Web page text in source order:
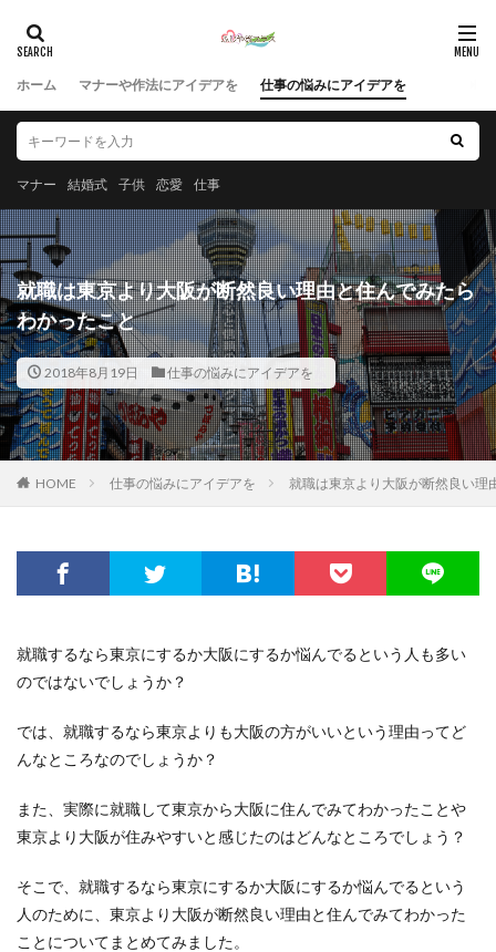
ホーム マナーや作法にアイデアを 仕事の悩みにアイデアを
マナー 結婚式 子供 恋愛 仕事
就職は東京より大阪が断然良い理由と住んでみたら
わかったこと
2018年8月19日 仕事の悩みにアイデアを
HOME 仕事の悩みにアイデアを 就職は東京より大阪が断然良い理
就職するなら東京にするか大阪にするか悩んでるという人も多い
のではないでしょうか？
では、就職するなら東京よりも大阪の方がいいという理由ってど
んなところなのでしょうか？
また、実際に就職して東京から大阪に住んでみてわかったことや
東京より大阪が住みやすいと感じたのはどんなところでしょう？
そこで、就職するなら東京にするか大阪にするか悩んでるという
人のために、東京より大阪が断然良い理由と住んでみてわかった
ことについてまとめてみました。